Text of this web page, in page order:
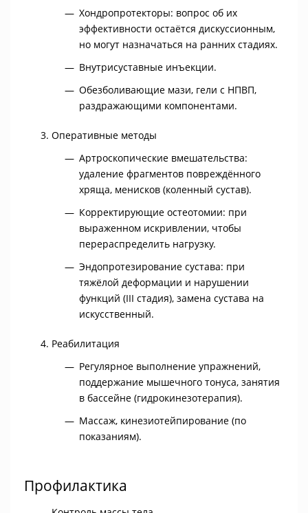
Хондропротекторы: вопрос об их
эффективности остаётся дискуссионным,
но могут назначаться на ранних стадиях.
Внутрисуставные инъекции.
Обезболивающие мази, гели с НПВП,
раздражающими компонентами.
Оперативные методы
Артроскопические вмешательства:
удаление фрагментов повреждённого
хряща, менисков (коленный сустав).
Корректирующие остеотомии: при
выраженном искривлении, чтобы
перераспределить нагрузку.
Эндопротезирование сустава: при
тяжёлой деформации и нарушении
функций (III стадия), замена сустава на
искусственный.
Реабилитация
Регулярное выполнение упражнений,
поддержание мышечного тонуса, занятия
в бассейне (гидрокинезотерапия).
Массаж, кинезиотейпирование (по
показаниям).
Профилактика